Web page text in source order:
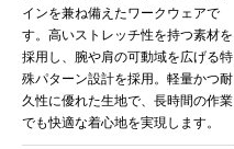
インを兼ね備えたワークウェアで
す。高いストレッチ性を持つ素材を
採用し、腕や肩の可動域を広げる特
殊パターン設計を採用。軽量かつ耐
久性に優れた生地で、長時間の作業
でも快適な着心地を実現します。
お買い物を続ける